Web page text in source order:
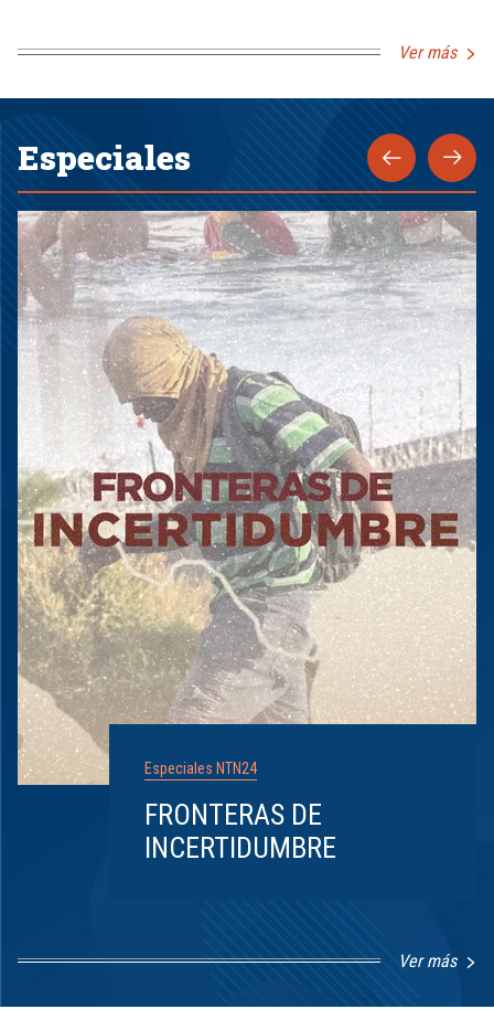
Ver más
Especiales
Especiales NTN24
FRONTERAS DE
INCERTIDUMBRE
Ver más